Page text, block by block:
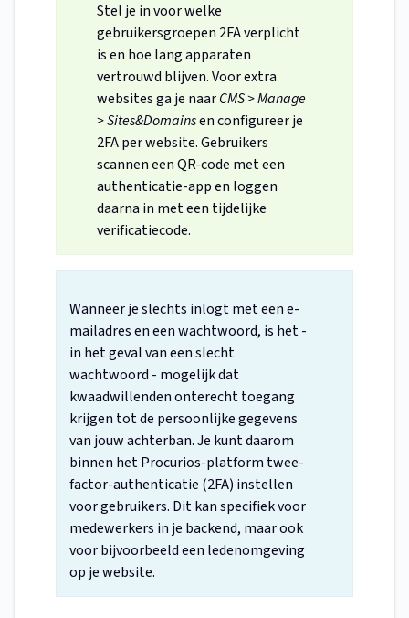
Stel je in voor welke
gebruikersgroepen 2FA verplicht
is en hoe lang apparaten
vertrouwd blijven. Voor extra
websites ga je naarCMS > Manage
> Sites&Domainsen configureer je
2FA per website. Gebruikers
scannen een QR-code met een
authenticatie-app en loggen
daarna in met een tijdelijke
verificatiecode.
Wanneer je slechts inlogt met een e-
mailadres en een wachtwoord, is het -
in het geval van een slecht
wachtwoord - mogelijk dat
kwaadwillenden onterecht toegang
krijgen tot de persoonlijke gegevens
van jouw achterban. Je kunt daarom
binnen het Procurios-platform twee-
factor-authenticatie (2FA) instellen
voor gebruikers. Dit kan specifiek voor
medewerkers in je backend, maar ook
voor bijvoorbeeld een ledenomgeving
op je website.